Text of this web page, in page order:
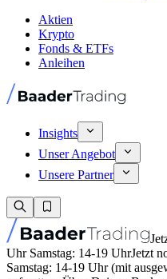
Aktien
Krypto
Fonds & ETFs
Anleihen
Insights
Unser Angebot
Unsere Partner
Uhr Samstag: 14-19 UhrJetzt
Samstag: 14-19 Uhr (mit